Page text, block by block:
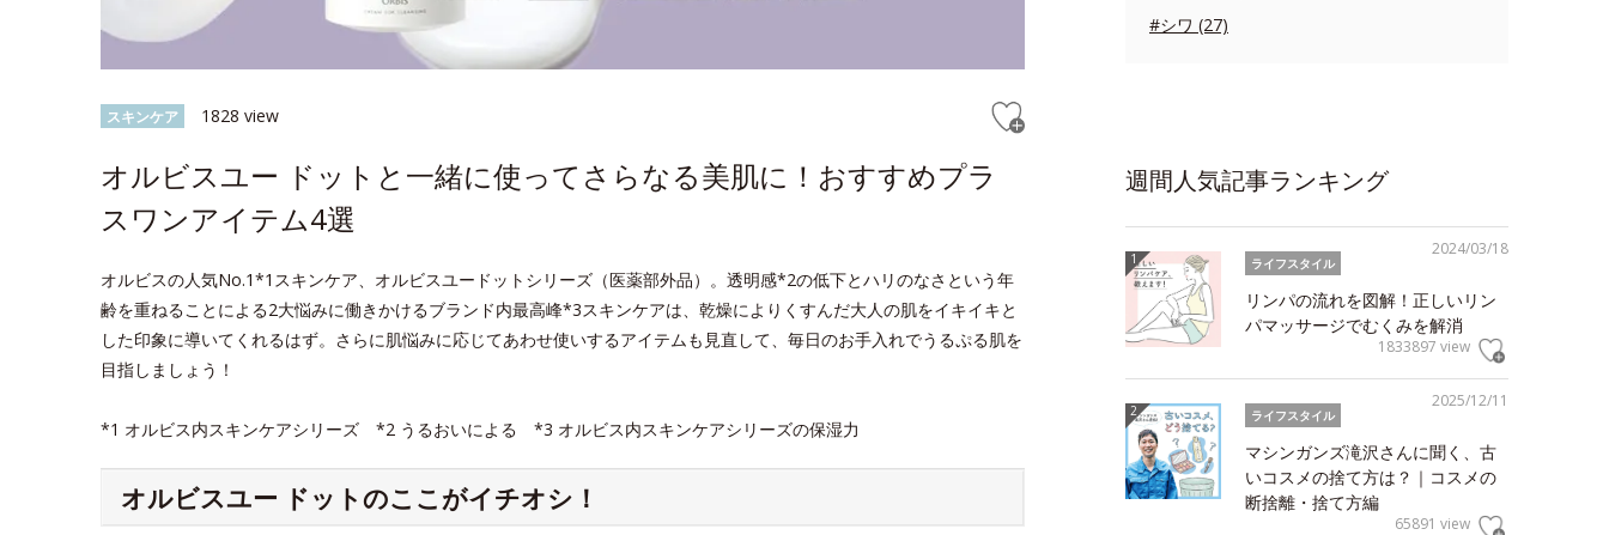
スキンケア 1828 view
オルビスユー ドットと一緒に使ってさらなる美肌に！おすすめプラ
スワンアイテム4選
オルビスの人気No.1*1スキンケア、オルビスユードットシリーズ（医薬部外品）。透明感*2の低下とハリのなさという年
齢を重ねることによる2大悩みに働きかけるブランド内最高峰*3スキンケアは、乾燥によりくすんだ大人の肌をイキイキと
した印象に導いてくれるはず。さらに肌悩みに応じてあわせ使いするアイテムも見直して、毎日のお手入れでうるぷる肌を
目指しましょう！
*1 オルビス内スキンケアシリーズ *2 うるおいによる *3 オルビス内スキンケアシリーズの保湿力
オルビスユー ドットのここがイチオシ！
#シワ (27)
週間人気記事ランキング
2024/03/18
ライフスタイル
リンパの流れを図解！正しいリン
パマッサージでむくみを解消
1833897 view
2025/12/11
ライフスタイル
マシンガンズ滝沢さんに聞く、古
いコスメの捨て方は？｜コスメの
断捨離・捨て方編
65891 view